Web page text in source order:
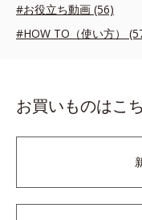
#お役立ち動画 (56)
#HOW TO（使い方）
お買いものはこ